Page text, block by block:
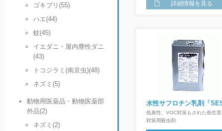
ゴキブリ(55)
ハエ(44)
蚊(45)
イエダニ・屋内塵性ダニ
(43)
トコジラミ(南京虫)(48)
ネズミ(5)
動物用医薬品・動物医薬部
外品(2)
ネズミ(2)
詳細情報を見る
水性サフロチン乳剤「
低臭性、VOC対策もされた衛生
対策用殺虫剤